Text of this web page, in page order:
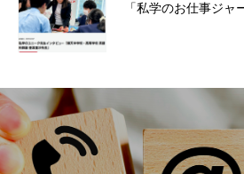
「私学のお仕事ジ